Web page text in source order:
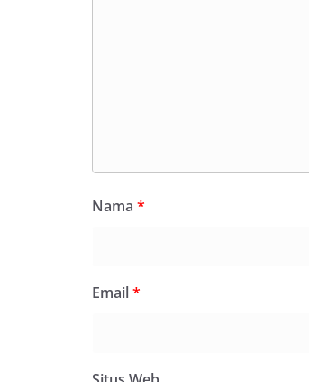
Nama *
Email*